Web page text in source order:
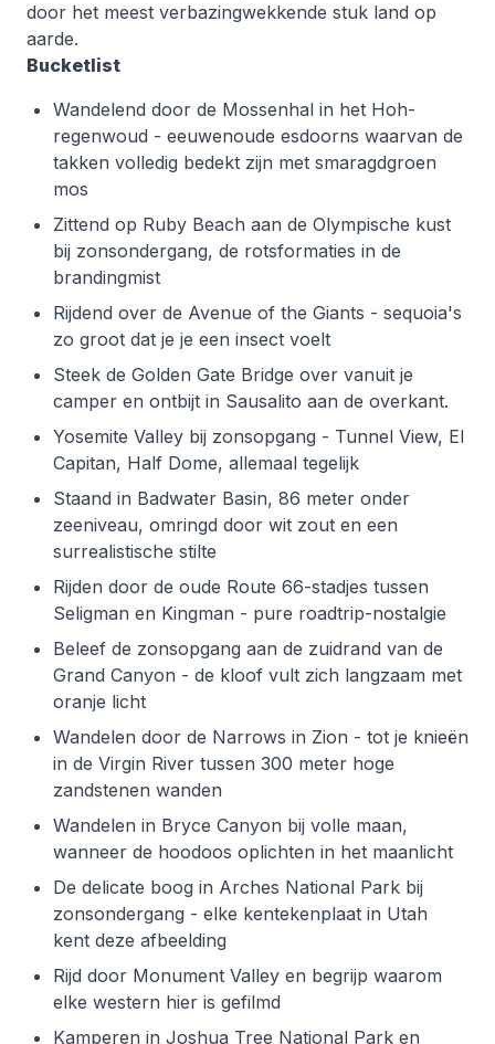
door het meest verbazingwekkende stuk land op
aarde.
Bucketlist
Wandelend door de Mossenhal in het Hoh-
regenwoud - eeuwenoude esdoorns waarvan de
takken volledig bedekt zijn met smaragdgroen
mos
Zittend op Ruby Beach aan de Olympische kust
bij zonsondergang, de rotsformaties in de
brandingmist
Rijdend over de Avenue of the Giants - sequoia's
zo groot dat je je een insect voelt
Steek de Golden Gate Bridge over vanuit je
camper en ontbijt in Sausalito aan de overkant.
Yosemite Valley bij zonsopgang - Tunnel View, El
Capitan, Half Dome, allemaal tegelijk
Staand in Badwater Basin, 86 meter onder
zeeniveau, omringd door wit zout en een
surrealistische stilte
Rijden door de oude Route 66-stadjes tussen
Seligman en Kingman - pure roadtrip-nostalgie
Beleef de zonsopgang aan de zuidrand van de
Grand Canyon - de kloof vult zich langzaam met
oranje licht
Wandelen door de Narrows in Zion - tot je knieën
in de Virgin River tussen 300 meter hoge
zandstenen wanden
Wandelen in Bryce Canyon bij volle maan,
wanneer de hoodoos oplichten in het maanlicht
De delicate boog in Arches National Park bij
zonsondergang - elke kentekenplaat in Utah
kent deze afbeelding
Rijd door Monument Valley en begrijp waarom
elke western hier is gefilmd
Kamperen in Joshua Tree National Park en